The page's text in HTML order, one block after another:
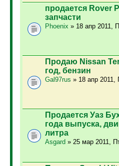
продается Rover
запчасти
Phoenix » 18 апр 2011,
Продаю Nissan
год, бензин
Gal97rus » 18 апр 2011,
Продается Уаз
года выпуска,
литра
Asgard » 25 мар 2011,